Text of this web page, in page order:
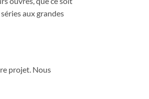
aux grandes
projet. Nous